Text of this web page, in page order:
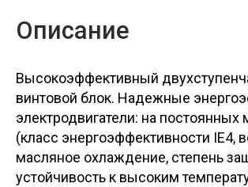
Описание
Высокоэффективный
винтовой блок. Надежные
электродвигатели: на постоянных
(класс энергоэффективности IE4,
масляное охлаждение, степень
устойчивость к высоким